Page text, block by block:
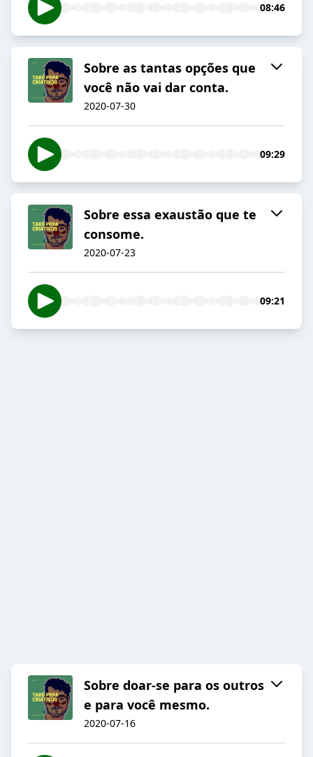
08:46
Sobre as tantas opções que
você não vai dar conta.
2020-07-30
09:29
Sobre essa exaustão que te
consome.
2020-07-23
09:21
Sobre doar-se para os outros
e para você mesmo.
2020-07-16